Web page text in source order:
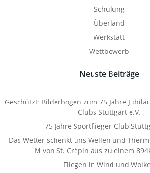
Schulung
Überland
Werkstatt
Wettbewerb
Neuste Beiträge
Geschützt: Bilderbogen zum 75 Jahre
Clubs Stuttgart e.V.
75 Jahre Sportflieger-Club
Das Wetter schenkt uns Wellen und
M von St. Crépin aus zu einem
Fliegen in Wind und